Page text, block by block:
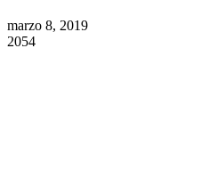
marzo 8, 2019
2054